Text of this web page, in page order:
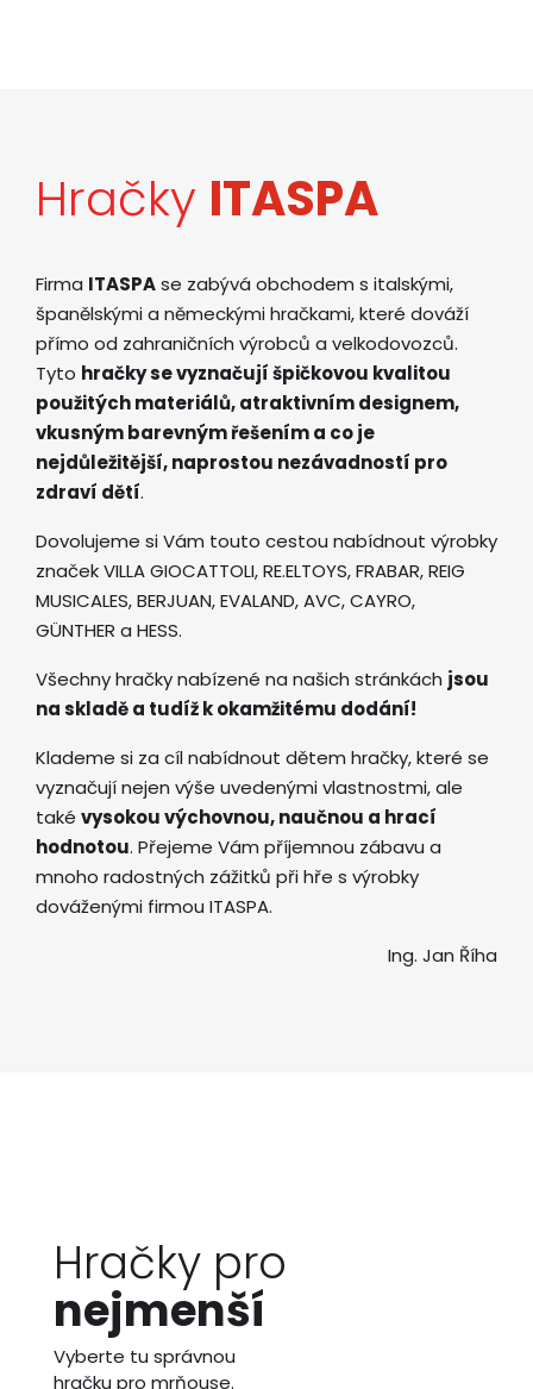
Hračky ITASPA
Firma ITASPAse zabývá obchodem s italskými,
španělskými a německými hračkami, které dováží
přímo od zahraničních výrobců a velkodovozců.
Tyto hračky se vyznačují špičkovou kvalitou
použitých materiálů, atraktivním designem,
vkusným barevným řešením a co je
nejdůležitější, naprostou nezávadností pro
zdraví dětí.
Dovolujeme si Vám touto cestou nabídnout výrobky
značek VILLA GIOCATTOLI, RE.ELTOYS, FRABAR, REIG
MUSICALES, BERJUAN, EVALAND, AVC, CAYRO,
GÜNTHER a HESS.
Všechny hračky nabízené na našich stránkách jsou
na skladě a tudíž k okamžitému dodání!
Klademe si za cíl nabídnout dětem hračky, které se
vyznačují nejen výše uvedenými vlastnostmi, ale
také vysokou výchovnou, naučnou a hrací
hodnotou. Přejeme Vám příjemnou zábavu a
mnoho radostných zážitků při hře s výrobky
dováženými firmou ITASPA.
Ing. Jan Říha
Hračky pro
nejmenší
Vyberte tu správnou
hračku pro mrňouse.